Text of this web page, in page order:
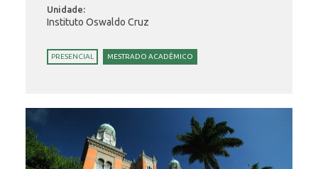
Unidade:
Instituto Oswaldo Cruz
PRESENCIAL MESTRADO ACADÊMICO